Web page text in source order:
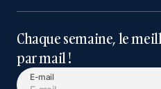
Chaque semaine, le
par mail !
E-mail